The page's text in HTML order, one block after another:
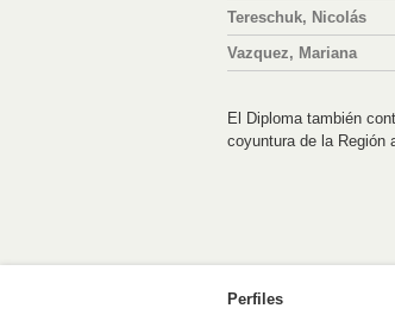
Tereschuk, Nicolás
Vazquez, Mariana
El Diploma también
coyuntura de la Región
Perfiles